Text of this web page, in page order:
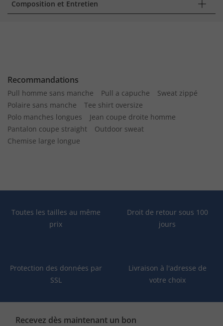
Composition et Entretien
Recommandations
Pull homme sans manche Pull a capuche
Sweat zippé
Polaire sans manche
Tee shirt oversize
Polo manches longues
Jean coupe droite homme
Pantalon coupe straight
Outdoor sweat
Chemise large longue
Toutes les tailles au même
prix
Droit de retour sous 100
jours
Protection des données par
SSL
Livraison à l'adresse de
votre choix
Recevez dès maintenant un bon